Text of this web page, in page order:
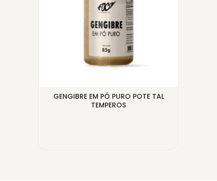
GENGIBRE EM PÓ PURO POTE TAL
TEMPEROS